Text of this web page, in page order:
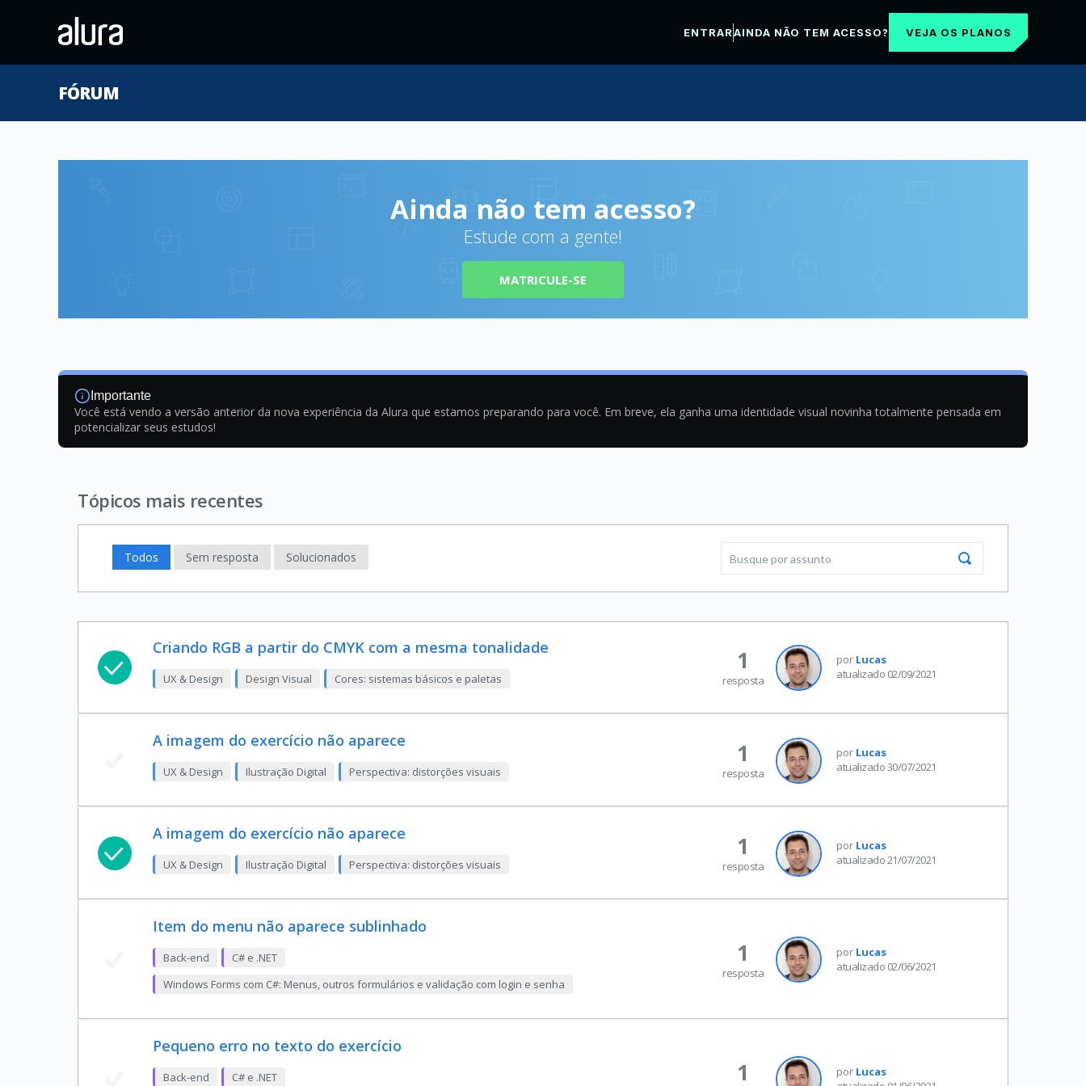
ENTRARAINDA NÃO TEM ACESSO? VEJA OS PLANOS
FÓRUM
Ainda não tem acesso?
Estude com a gente!
MATRICULE-SE
Importante
Você está vendo a versão anterior da nova experiência da Alura que estamos preparando para você. Em breve, ela ganha uma identidade visual novinha totalmente pensada em
potencializar seus estudos!
Tópicos mais recentes
Todos Sem resposta Solucionados
Criando RGB a partir do CMYK com a mesma tonalidade
UX & Design Design Visual Cores: sistemas básicos e paletas
por Lucas
atualizado 02/09/2021
1
resposta
A imagem do exercício não aparece
UX & Design Ilustração Digital Perspectiva: distorções visuais
por Lucas
atualizado 30/07/2021
1
resposta
A imagem do exercício não aparece
UX & Design Ilustração Digital Perspectiva: distorções visuais
por Lucas
atualizado 21/07/2021
1
resposta
Item do menu não aparece sublinhado
Back-end
C# e .NET
Windows Forms com C#: Menus, outros formulários e validação com login e senha
por Lucas
atualizado 02/06/2021
1
resposta
Pequeno erro no texto do exercício
Back-end C# e .NET por Lucas
1